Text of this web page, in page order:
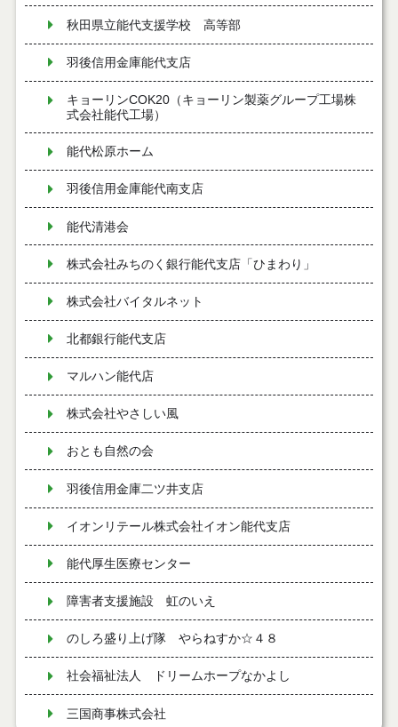
秋田県立能代支援学校 高等部
羽後信用金庫能代支店
キョーリンCOK20（キョーリン製薬グループ工場株
式会社能代工場）
能代松原ホーム
羽後信用金庫能代南支店
能代清港会
株式会社みちのく銀行能代支店「ひまわり」
株式会社バイタルネット
北都銀行能代支店
マルハン能代店
株式会社やさしい風
おとも自然の会
羽後信用金庫二ツ井支店
イオンリテール株式会社イオン能代支店
能代厚生医療センター
障害者支援施設 虹のいえ
のしろ盛り上げ隊 やらねすか☆４８
社会福祉法人 ドリームホープなかよし
三国商事株式会社